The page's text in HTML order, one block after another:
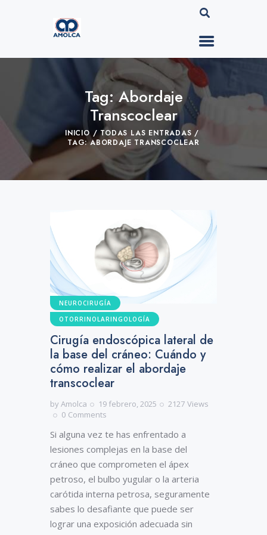
Tag: Abordaje
Transcoclear
INICIO
TODAS LAS ENTRADAS
TAG: ABORDAJE TRANSCOCLEAR
NEUROCIRUGÍA
OTORRINOLARINGOLOGÍA
Cirugía endoscópica lateral de
la base del cráneo: Cuándo y
cómo realizar el abordaje
transcoclear
byAmolca 19 febrero, 2025 2127 Views
0 Comments
Si alguna vez te has enfrentado a
lesiones complejas en la base del
cráneo que comprometen el ápex
petroso, el bulbo yugular o la arteria
carótida interna petrosa, seguramente
sabes lo desafiante que puede ser
lograr una exposición adecuada sin